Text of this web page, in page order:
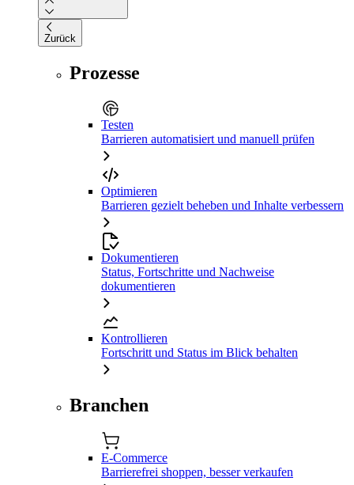
Zurück
Prozesse
Testen
Barrieren automatisiert und manuell prüfen
Optimieren
Barrieren gezielt beheben und Inhalte verbessern
Dokumentieren
Status, Fortschritte und Nachweise
dokumentieren
Kontrollieren
Fortschritt und Status im Blick behalten
Branchen
E-Commerce
Barrierefrei shoppen, besser verkaufen